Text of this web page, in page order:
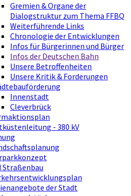
Gremien & Organe der
Dialogstruktur zum Thema FFBQ
Weiterführende Links
Chronologie der Entwicklungen
Infos für Bürgerinnen und Bürger
Infos der Deutschen Bahn
Unsere Betroffenheiten
Unsere Kritik & Forderungen
Innenstadt
Cleverbrück
- 380 kV
Straßenbau
der Stadt